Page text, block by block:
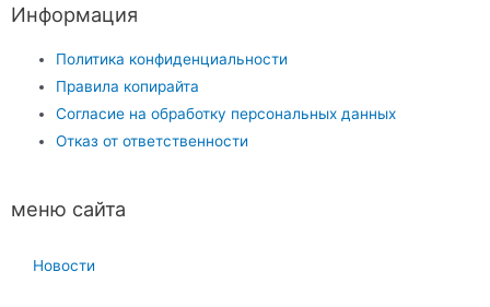
Информация
Политика конфиденциальности
Правила копирайта
Согласие на обработку персональных данных
Отказ от ответственности
меню сайта
Новости